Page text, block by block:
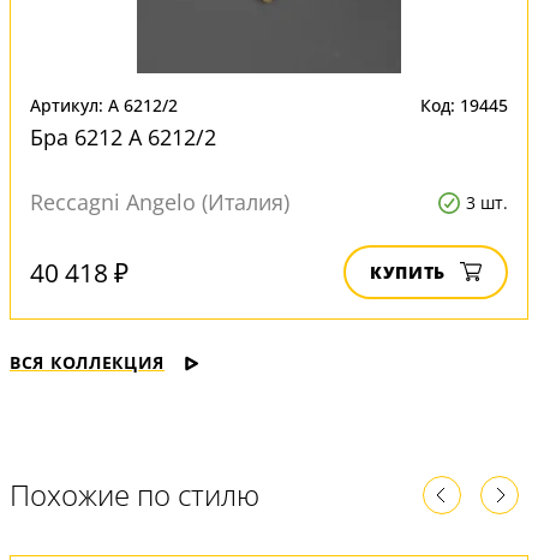
Артикул: A 6212/2 Код: 19445
Бра 6212 A 6212/2
Reccagni Angelo (Италия) 3 шт.
40 418 ₽ КУПИТЬ
ВСЯ КОЛЛЕКЦИЯ
Похожие по стилю